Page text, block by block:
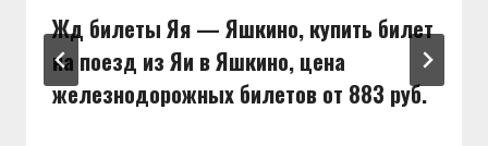
Жд билеты Яя — Яшкино, купить билет
на поезд из Яи в Яшкино, цена
железнодорожных билетов от 883 руб.